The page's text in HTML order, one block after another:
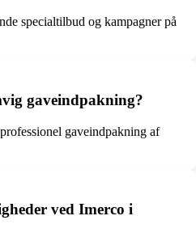
specialtilbud og kampagner på
gaveindpakning?
gaveindpakning af
ved Imerco i